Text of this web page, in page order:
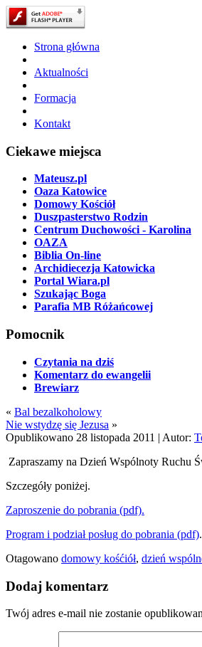
Strona główna
Aktualności
Formacja
Kontakt
Ciekawe miejsca
Mateusz.pl
Oaza Katowice
Domowy Kościół
Duszpasterstwo Rodzin
Centrum Duchowości - Karolina
OAZA
Biblia On-line
Archidiecezja Katowicka
Portal Wiara.pl
Szukając Boga
Parafia MB Różańcowej
Pomocnik
Czytania na dziś
Komentarz do ewangelii
Brewiarz
« Bal bezalkoholowy
Nie wstydzę się Jezusa »
Opublikowano 28 listopada 2011 | Autor:
Zapraszamy na Dzień Wspólnoty Ruchu
Szczegóły poniżej.
Zaproszenie do pobrania (pdf).
Program i podział posług do pobrania (pdf).
Otagowano domowy kośćiół, dzień
Dodaj komentarz
Twój adres e-mail nie zostanie